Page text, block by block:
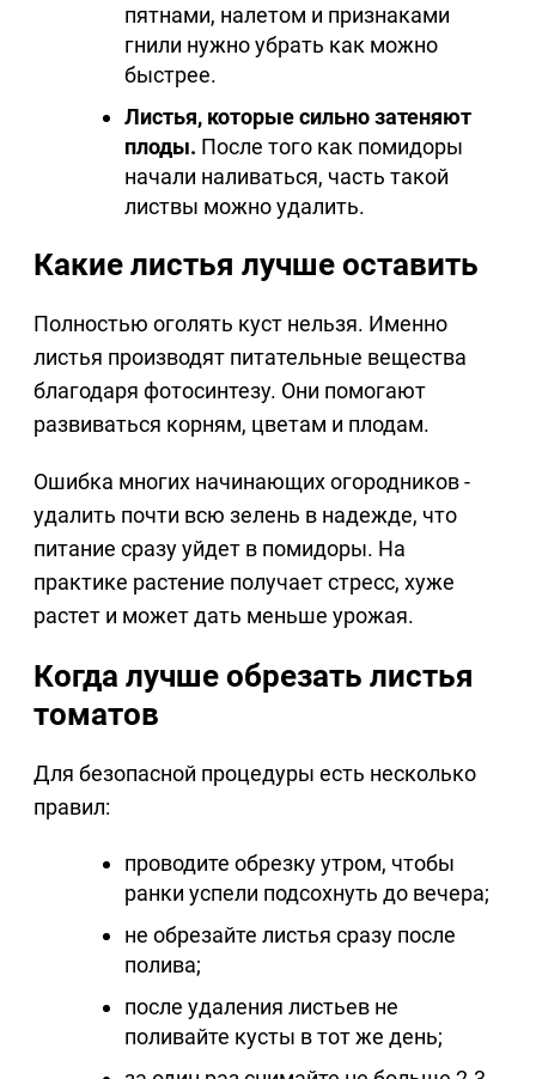
пятнами, налетом и признаками
гнили нужно убрать как можно
быстрее.
Листья, которые сильно затеняют
плоды. После того как помидоры
начали наливаться, часть такой
листвы можно удалить.
Какие листья лучше оставить
Полностью оголять куст нельзя. Именно
листья производят питательные вещества
благодаря фотосинтезу. Они помогают
развиваться корням, цветам и плодам.
Ошибка многих начинающих огородников -
удалить почти всю зелень в надежде, что
питание сразу уйдет в помидоры. На
практике растение получает стресс, хуже
растет и может дать меньше урожая.
Когда лучше обрезать листья
томатов
Для безопасной процедуры есть несколько
правил:
проводите обрезку утром, чтобы
ранки успели подсохнуть до вечера;
не обрезайте листья сразу после
полива;
после удаления листьев не
поливайте кусты в тот же день;